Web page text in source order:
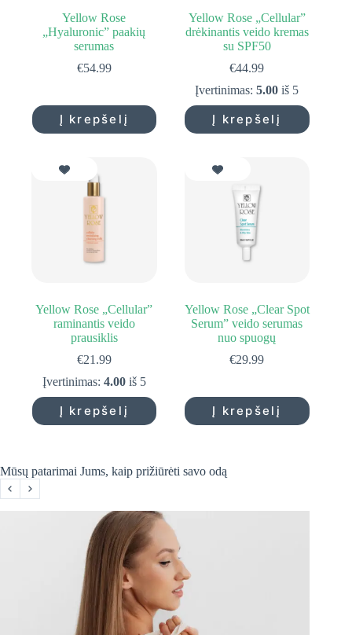
Yellow Rose
„Hyaluronic” paakių
serumas
€54.99
Į krepšelį
Yellow Rose „Cellular”
drėkinantis veido kremas
su SPF50
€44.99
Įvertinimas:5.00 iš 5
Į krepšelį
Yellow Rose „Cellular”
raminantis veido
prausiklis
€21.99
Įvertinimas: 4.00iš 5
Į krepšelį
Yellow Rose „Clear Spot
Serum” veido serumas
nuo spuogų
€29.99
Į krepšelį
Mūsų patarimai Jums, kaip prižiūrėti savo odą